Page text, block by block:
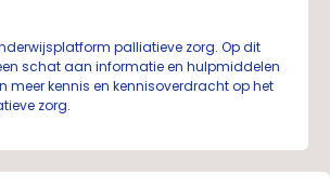
palliatieve zorg. Op dit
schat aan informatie en hulpmiddelen
meer kennis en kennisoverdracht op het
zorg.